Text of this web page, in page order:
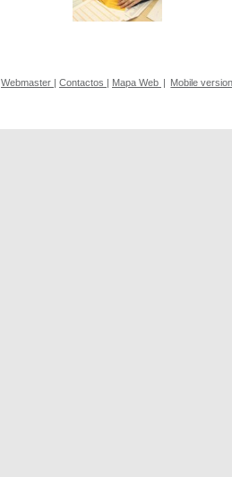
Webmaster | Contactos | Mapa Web | Mobile